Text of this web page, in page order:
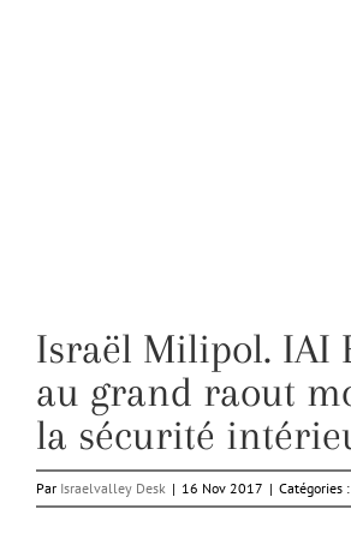
Israël Milipol. IAI
au grand raout
la sécurité
Par Israelvalley Desk | 16 Nov 2017 | Catégories :